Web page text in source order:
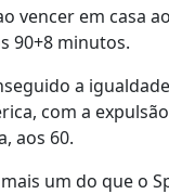
vencer em casa
90+8 minutos.
a
com a
aos 60.
um do que o